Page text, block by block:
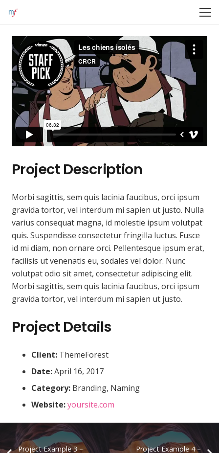
Project Description
Morbi sagittis, sem quis lacinia faucibus, orci ipsum
gravida tortor, vel interdum mi sapien ut justo. Nulla
varius consequat magna, id molestie ipsum volutpat
quis. Suspendisse consectetur fringilla luctus. Fusce
id mi diam, non ornare orci. Pellentesque ipsum erat,
facilisis ut venenatis eu, sodales vel dolor. Nunc
volutpat odio sit amet, consectetur adipiscing elit.
Morbi sagittis, sem quis lacinia faucibus, orci ipsum
gravida tortor, vel interdum mi sapien ut justo.
Project Details
Client: ThemeForest
Date:April 16, 2017
Category: Branding, Naming
Website:yoursite.com
Project Example 3 –
Project Example 4 –